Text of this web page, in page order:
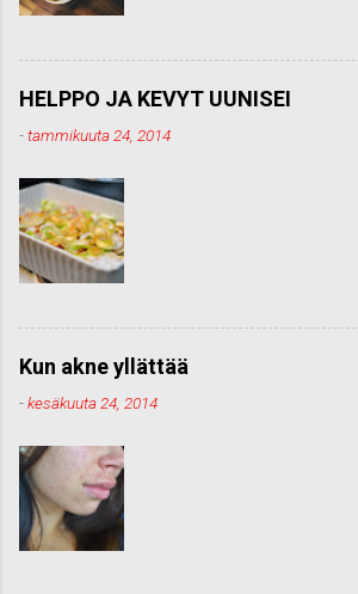
HELPPO JA KEVYT UUNISEI
-tammikuuta 24, 2014
Kun akne yllättää
-kesäkuuta 24, 2014